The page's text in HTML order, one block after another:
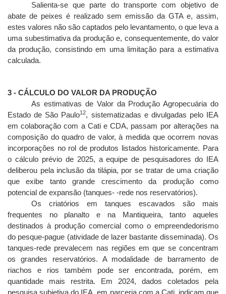
Salienta-se que parte do transporte com objetivo de
abate de peixes é realizado sem emissão da GTA e, assim,
estes valores não são captados pelo levantamento, o que leva a
uma subestimativa da produção e, consequentemente, do valor
da produção, consistindo em uma limitação para a estimativa
calculada.
3 - CÁLCULO DO VALOR DA PRODUÇÃO
As estimativas de Valor da Produção Agropecuária do
Estado de São Paulo12, sistematizadas e divulgadas pelo IEA
em colaboração com a Cati e CDA, passam por alterações na
composição do quadro de valor, à medida que ocorrem novas
incorporações no rol de produtos listados historicamente. Para
o cálculo prévio de 2025, a equipe de pesquisadores do IEA
deliberou pela inclusão da tilápia, por se tratar de uma criação
que exibe tanto grande crescimento da produção como
potencial de expansão (tanques- -rede nos reservatórios).
Os criatórios em tanques escavados são mais
frequentes no planalto e na Mantiqueira, tanto aqueles
destinados à produção comercial como o empreendedorismo
do pesque-pague (atividade de lazer bastante disseminada). Os
tanques-rede prevalecem nas regiões em que se concentram
os grandes reservatórios. A modalidade de barramento de
riachos e rios também pode ser encontrada, porém, em
quantidade mais restrita. Em 2024, dados coletados pela
pesquisa subjetiva do IEA, em parceria com a Cati, indicam que